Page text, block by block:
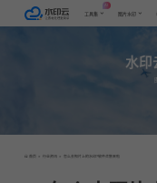
工具集
AI
图片水印
水印
首页 > 行业资讯 > 怎么去照片上的水印?软件合集来啦